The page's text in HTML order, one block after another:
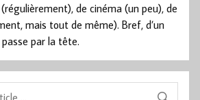
de cinéma (un peu), de
mais tout de même). Bref, d’un
passe par la tête.